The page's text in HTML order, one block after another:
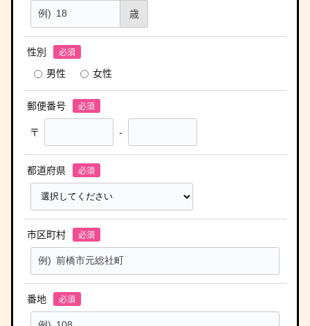
歳
性別
男性
女性
郵便番号
〒
-
都道府県
市区町村
番地